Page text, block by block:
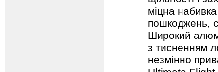
міцна
пошкоджень,
Широкий
з тисненням
незмінно